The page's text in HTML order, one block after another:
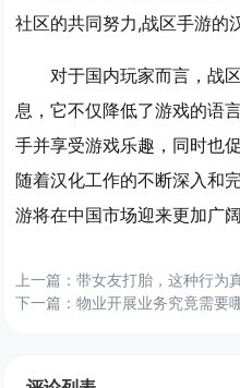
社区的共同努力,战区手游的
对于国内玩家而言，战
息，它不仅降低了游戏的语
手并享受游戏乐趣，同时也
随着汉化工作的不断深入和
游将在中国市场迎来更加广
上一篇：带女友打胎，这种行为
下一篇：物业开展业务究竟需要